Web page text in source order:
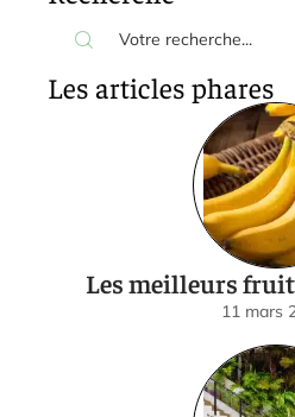
Les articles phares
Les meilleurs
11 mars